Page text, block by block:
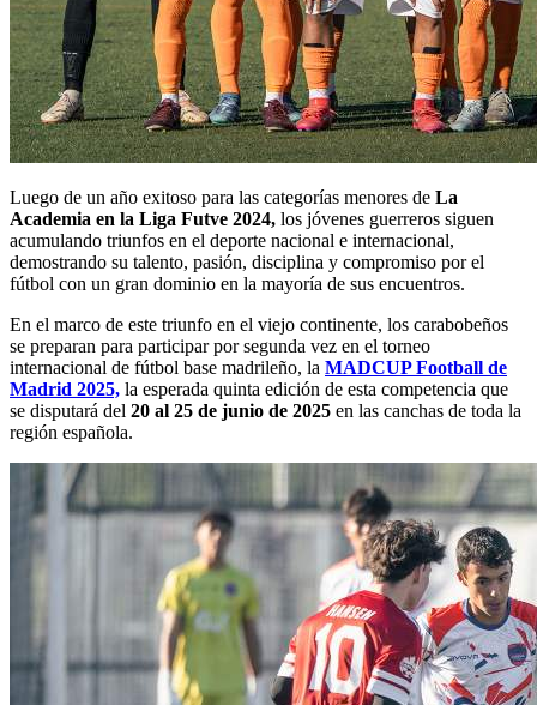
Luego de un año exitoso para las categorías menores de La
Academia en la Liga Futve 2024, los jóvenes guerreros siguen
acumulando triunfos en el deporte nacional e internacional,
demostrando su talento, pasión, disciplina y compromiso por el
fútbol con un gran dominio en la mayoría de sus encuentros.
En el marco de este triunfo en el viejo continente, los carabobeños
se preparan para participar por segunda vez en el torneo
internacional de fútbol base madrileño, la MADCUP Football de
Madrid 2025, la esperada quinta edición de esta competencia que
se disputará del 20 al 25 de junio de 2025 en las canchas de toda la
región española.